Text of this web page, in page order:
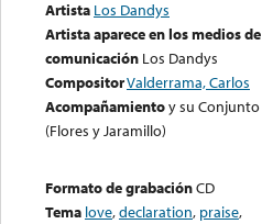
Artista Los Dandys
Artista aparece en los medios de
comunicación Los Dandys
CompositorValderrama, Carlos
Acompañamientoy su Conjunto
(Flores y Jaramillo)
Formato de grabaciónCD
Tema love,declaration, praise,